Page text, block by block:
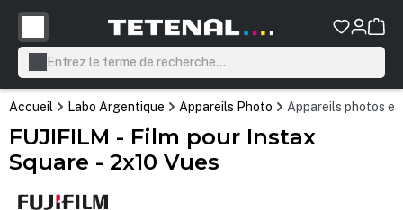
principal
Accueil Labo Argentique Appareils Photo Appareils photos
FUJIFILM - Film pour Instax
Square - 2x10 Vues